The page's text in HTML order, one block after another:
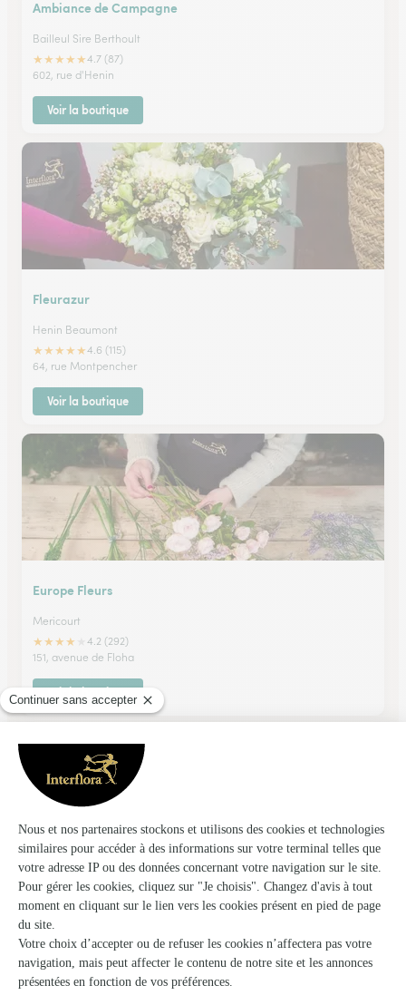
Ambiance de Campagne
Bailleul Sire Berthoult
★★★★★4.7 (87)
602, rue d'Henin
Voir la boutique
Fleurazur
Henin Beaumont
★★★★★4.6 (115)
64, rue Montpencher
Voir la boutique
Europe Fleurs
Mericourt
★★★★
4.2 (292)
151, avenue de Floha
Voir la boutique
Les Floralies D’anchin
Pecquencourt
★★
13-15, rue Gustave Coliez
Voir la boutique